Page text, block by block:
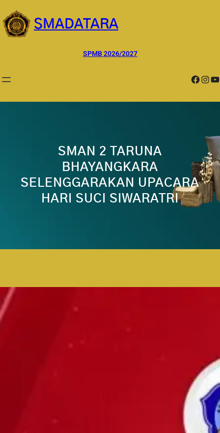
ke
konten
SMADATARA
SPMB 2026/2027
Facebook InstagramYouTube
SMAN 2 TARUNA
BHAYANGKARA
SELENGGARAKAN UPACARA
HARI SUCI SIWARATRI